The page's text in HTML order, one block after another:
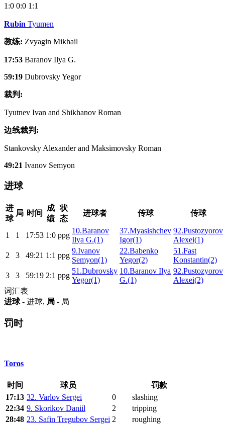
1:0 0:0 1:1
Rubin Tyumen
教练: Zvyagin Mikhail
17:53 Baranov Ilya G.
59:19 Dubrovsky Yegor
裁判:
Tyutnev Ivan and Shikhanov Roman
边线裁判:
Stankovsky Alexander and Maksimovsky Roman
49:21 Ivanov Semyon
进球
进
球
局 时间
成
绩
状
态
进球者 传球 传球
1 1 17:53 1:0 ppg
10.Baranov
Ilya G.(1)
37.Myasishchev
Igor(1)
92.Pustozyorov
Alexei(1)
2
3 49:21 1:1 ppg
9.Ivanov
Semyon(1)
22.Babenko
Yegor(2)
51.Fast
Konstantin(2)
3
3 59:19 2:1 ppg
51.Dubrovsky
Yegor(1)
10.Baranov Ilya
G.(1)
92.Pustozyorov
Alexei(2)
词汇表
进球- 进球, 局 - 局
罚时
Toros
时间 球员
罚款
17:13 32. Varlov Sergei 0
slashing
22:34 9. Skorikov Daniil 2
tripping
28:48 23. Safin Tregubov Sergei 2 roughing